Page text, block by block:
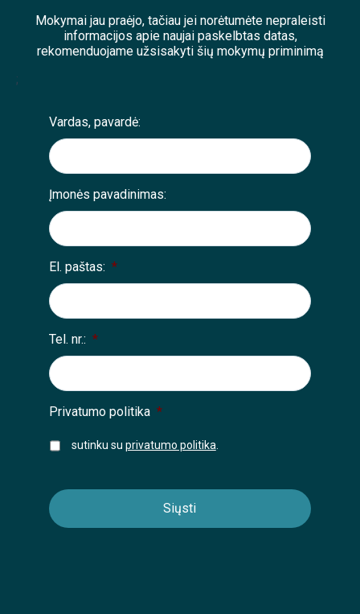
Mokymai jau praėjo, tačiau jei norėtumėte nepraleisti
informacijos apie naujai paskelbtas datas,
rekomenduojame užsisakyti šių mokymų priminimą
;
Vardas, pavardė:
Įmonės pavadinimas:
El. paštas: *
Tel. nr.: *
Privatumo politika *
sutinku su privatumo politika